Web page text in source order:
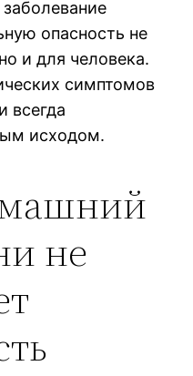
опасность не
и для человека.
симптомов
всегда
исходом.
не